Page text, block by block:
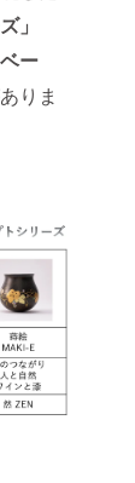
」
ベー
りま